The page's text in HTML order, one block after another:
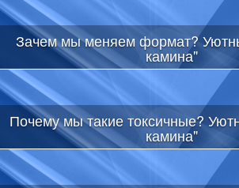
Зачем мы меняем формат?
камина"
Почему мы такие токсичные?
камина"